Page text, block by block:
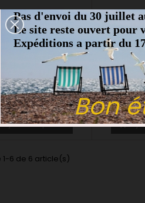
MARQUE:ORCA
SUPER CAPACITOR
(0)
Super capacitor
24,00 €
Ajouter au panier
PLATINE
560ΜF -
Platine

1-6 de 6 article(s)
Bon
Pas d'envoi du 30 juillet
Le site reste ouvert pour
Expéditions a partir du